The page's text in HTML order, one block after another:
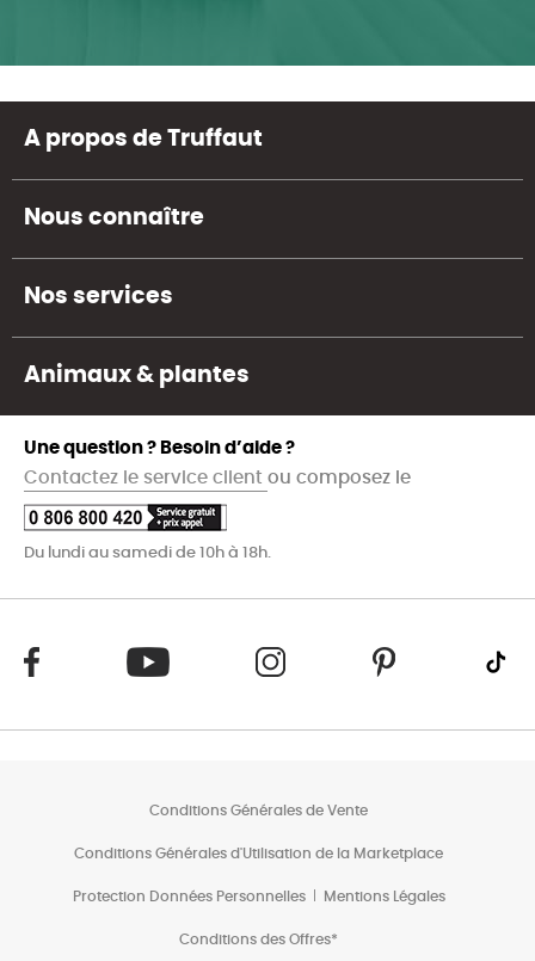
A propos de Truffaut
Nous connaître
Nos services
Animaux & plantes
Une question ? Besoin d’aide ?
Contactez le service client ou composez le
Du lundi au samedi de 10h à 18h.
Conditions Générales de Vente
Conditions Générales d'Utilisation de la Marketplace
Protection Données Personnelles Mentions Légales
Conditions des Offres*